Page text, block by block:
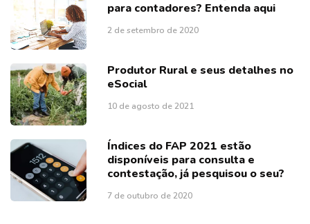
para contadores? Entenda aqui
2 de setembro de 2020
Produtor Rural e seus detalhes no
eSocial
10 de agosto de 2021
Índices do FAP 2021 estão
disponíveis para consulta e
contestação, já pesquisou o seu?
7 de outubro de 2020